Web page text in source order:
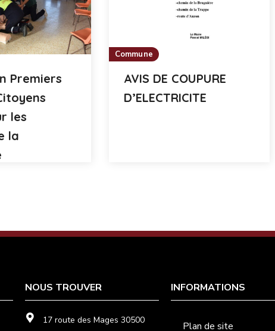
Premiers
les
la
Commune
AVIS DE COUPURE
D’ELECTRICITE
NOUS TROUVER
17 route des Mages 30500
INFORMATIONS
Plan de site